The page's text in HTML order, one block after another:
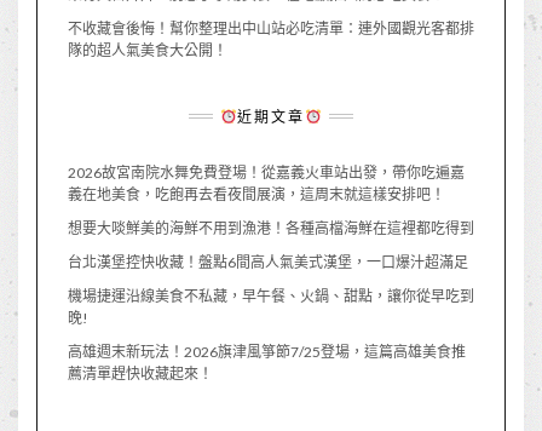
不收藏會後悔！幫你整理出中山站必吃清單：連外國觀光客都排
隊的超人氣美食大公開！
近期文章
2026故宮南院水舞免費登場！從嘉義火車站出發，帶你吃遍嘉
義在地美食，吃飽再去看夜間展演，這周末就這樣安排吧！
想要大啖鮮美的海鮮不用到漁港！各種高檔海鮮在這裡都吃得到
台北漢堡控快收藏！盤點6間高人氣美式漢堡，一口爆汁超滿足
機場捷運沿線美食不私藏，早午餐、火鍋、甜點，讓你從早吃到
晚!
高雄週末新玩法！2026旗津風箏節7/25登場，這篇高雄美食推
薦清單趕快收藏起來！